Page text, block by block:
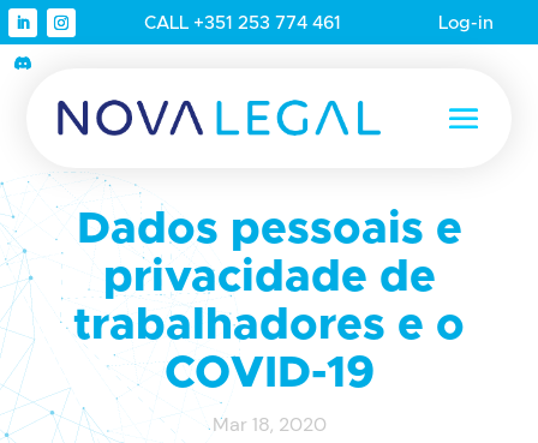
CALL +351 253 774 461 Log-in
Dados pessoais e
privacidade de
trabalhadores e o
COVID-19
Mar 18, 2020